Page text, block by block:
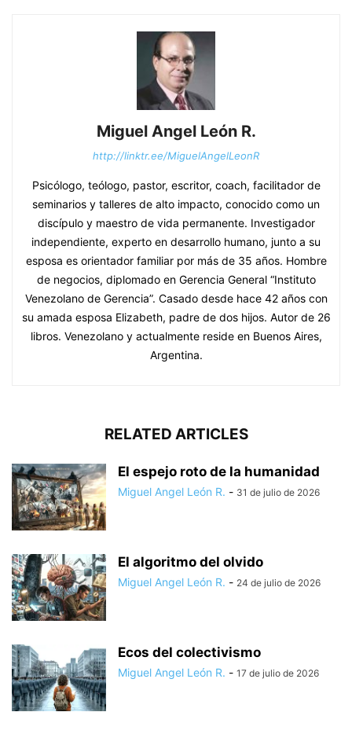
Miguel Angel León R.
http://linktr.ee/MiguelAngelLeonR
Psicólogo, teólogo, pastor, escritor, coach, facilitador de
seminarios y talleres de alto impacto, conocido como un
discípulo y maestro de vida permanente. Investigador
independiente, experto en desarrollo humano, junto a su
esposa es orientador familiar por más de 35 años. Hombre
de negocios, diplomado en Gerencia General “Instituto
Venezolano de Gerencia”. Casado desde hace 42 años con
su amada esposa Elizabeth, padre de dos hijos. Autor de 26
libros. Venezolano y actualmente reside en Buenos Aires,
Argentina.
RELATED ARTICLES
El espejo roto de la humanidad
Miguel Angel León R. - 31 de julio de 2026
El algoritmo del olvido
Miguel Angel León R. - 24 de julio de 2026
Ecos del colectivismo
Miguel Angel León R. - 17 de julio de 2026